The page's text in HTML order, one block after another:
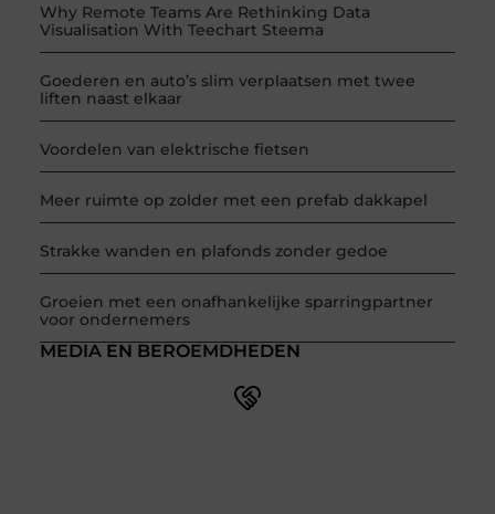
Why Remote Teams Are Rethinking Data
Visualisation With Teechart Steema
Goederen en auto’s slim verplaatsen met twee
liften naast elkaar
Voordelen van elektrische fietsen
Meer ruimte op zolder met een prefab dakkapel
Strakke wanden en plafonds zonder gedoe
Groeien met een onafhankelijke sparringpartner
voor ondernemers
MEDIA EN BEROEMDHEDEN